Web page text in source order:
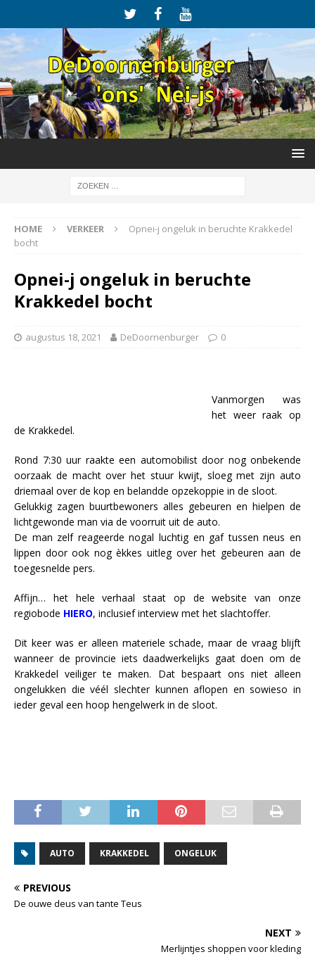
HOME VERKEER
Opnei-j ongeluk in beruchte Krakkedel
bocht
Opnei-j ongeluk in beruchte
Krakkedel bocht
augustus 18, 2021 DeDoornenburger 0
Vanmorgen was
het weer raak op
de Krakkedel.
Rond 7:30 uur raakte een automobilist door nog onbekende
oorzaak de macht over het stuur kwijt, sloeg met zijn auto
driemaal over de kop en belandde opzekoppie in de sloot.
Gelukkig zagen buurtbewoners alles gebeuren en hielpen de
lichtgewonde man via de voorruit uit de auto.
De man zelf reageerde nogal luchtig en gaf tussen neus en
lippen door ook nog èkkes uitleg over het gebeuren aan de
toegesnelde pers.
Affijn… het hele verhaal staat op de website van onze
regiobode HIERO, inclusief interview met het slachtoffer.
Dit keer was er alleen materiele schade, maar de vraag blijft
wanneer de provincie iets daadwerkelijks gaat doen om de
Krakkedel veiliger te maken. Dat bespaart ons niet alleen
ongelukken die véél slechter kunnen aflopen en sowieso in
ieder geval een hoop hengelwerk in de sloot.
AUTO KRAKKEDEL ONGELUK
PREVIOUS
De ouwe deus van tante Teus
NEXT
Merlijntjes shoppen voor kleding